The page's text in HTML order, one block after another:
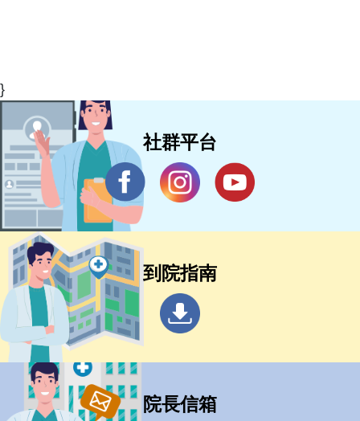
}
社群平台
到院指南
院長信箱